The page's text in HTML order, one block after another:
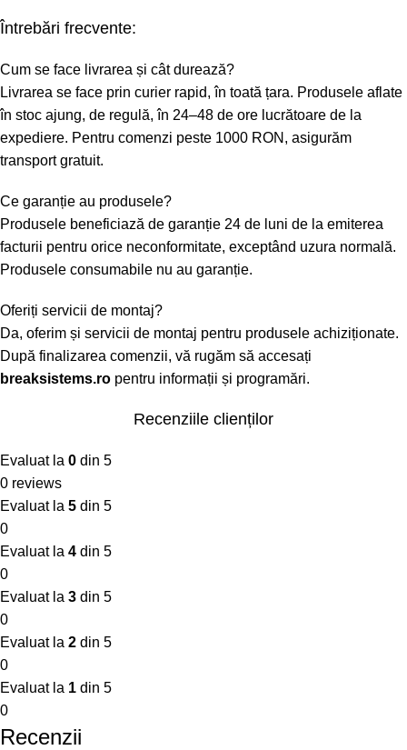
Întrebări frecvente:
Cum se face livrarea și cât durează?
Livrarea se face prin curier rapid, în toată țara. Produsele aflate
în stoc ajung, de regulă, în 24–48 de ore lucrătoare de la
expediere. Pentru comenzi peste 1000 RON, asigurăm
transport gratuit.
Ce garanție au produsele?
Produsele beneficiază de garanție 24 de luni de la emiterea
facturii pentru orice neconformitate, exceptând uzura normală.
Produsele consumabile nu au garanție.
Oferiți servicii de montaj?
Da, oferim și servicii de montaj pentru produsele achiziționate.
După finalizarea comenzii, vă rugăm să accesați
breaksistems.ro pentru informații și programări.
Recenziile clienților
Evaluat la 0 din 5
0 reviews
Evaluat la 5 din 5
0
Evaluat la 4 din 5
0
Evaluat la 3 din 5
0
Evaluat la 2 din 5
0
Evaluat la 1 din 5
0
Recenzii